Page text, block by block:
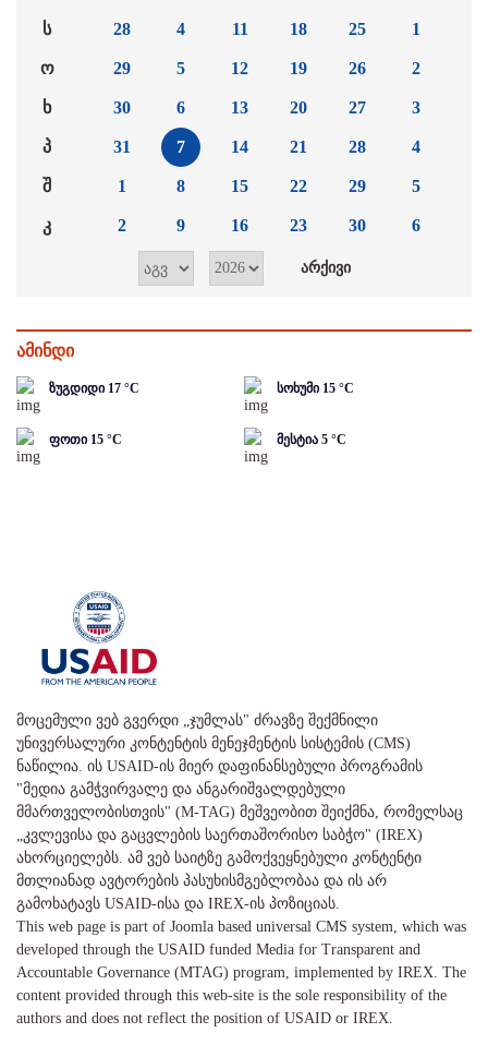
ს
ო
ხ
პ
შ
კ
28
29
30
31
1
2
4
5
6
7
8
9
11
12
13
14
15
16
18
19
20
21
22
23
25
26
27
28
29
30
1
2
3
4
5
6
ამინდი
ზუგდიდი 17 °C სოხუმი 15 °C
ფოთი 15 °C მესტია 5 °C
მოცემული ვებ გვერდი „ჯუმლას" ძრავზე შექმნილი
უნივერსალური კონტენტის მენეჯმენტის სისტემის (CMS)
ნაწილია. ის USAID-ის მიერ დაფინანსებული პროგრამის
"მედია გამჭვირვალე და ანგარიშვალდებული
მმართველობისთვის" (M-TAG) მეშვეობით შეიქმნა, რომელსაც
„კვლევისა და გაცვლების საერთაშორისო საბჭო" (IREX)
ახორციელებს. ამ ვებ საიტზე გამოქვეყნებული კონტენტი
მთლიანად ავტორების პასუხისმგებლობაა და ის არ
გამოხატავს USAID-ისა და IREX-ის პოზიციას.
This web page is part of Joomla based universal CMS system, which was
developed through the USAID funded Media for Transparent and
Accountable Governance (MTAG) program, implemented by IREX. The
content provided through this web-site is the sole responsibility of the
authors and does not reflect the position of USAID or IREX.